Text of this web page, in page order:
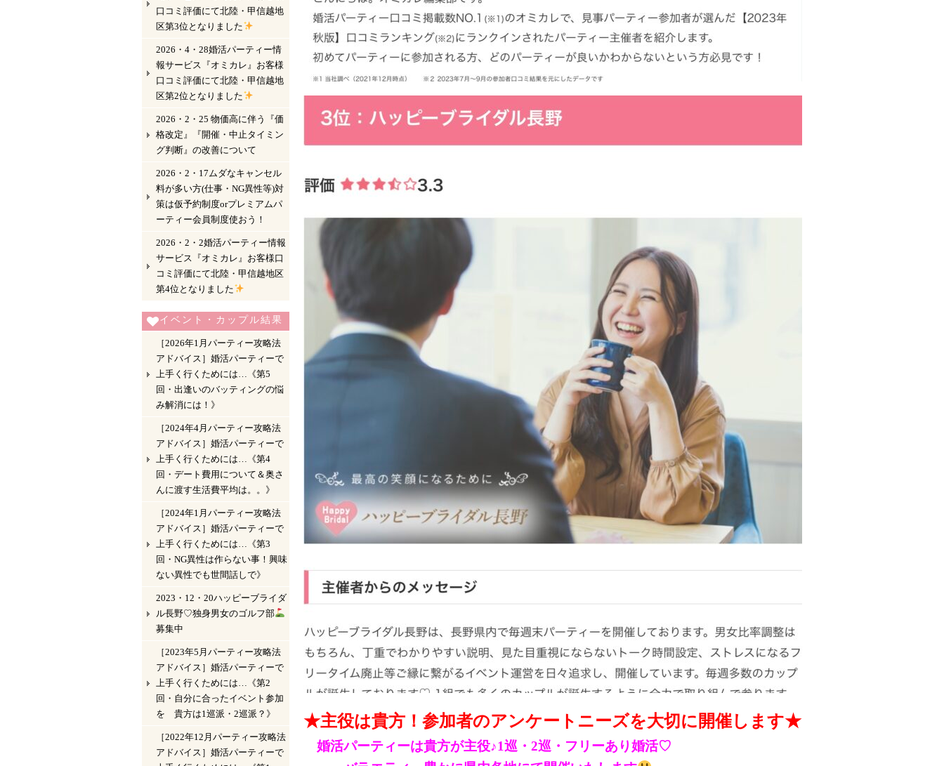
★主役は貴方！参加者のアンケートニーズを大切に開催します★
婚活パーティーは貴方が主役♪1巡・2巡・フリーあり婚活♡
口コミ評価にて北陸・甲信越地
区第3位となりました
2026・4・28婚活パーティー情
報サービス『オミカレ』お客様
口コミ評価にて北陸・甲信越地
区第2位となりました
2026・2・25 物価高に伴う『価
格改定』『開催・中止タイミン
グ判断』の改善について
2026・2・17ムダなキャンセル
料が多い方(仕事・NG異性等)対
策は仮予約制度orプレミアムパ
ーティー会員制度使おう！
2026・2・2婚活パーティー情報
サービス『オミカレ』お客様口
コミ評価にて北陸・甲信越地区
第4位となりました
イベント・カップル結果
［2026年1月パーティー攻略法
アドバイス］婚活パーティーで
上手く行くためには…《第5
回・出逢いのバッティングの悩
み解消には！》
［2024年4月パーティー攻略法
アドバイス］婚活パーティーで
上手く行くためには…《第4
回・デート費用について＆奥さ
んに渡す生活費平均は。。》
［2024年1月パーティー攻略法
アドバイス］婚活パーティーで
上手く行くためには…《第3
回・NG異性は作らない事！興味
ない異性でも世間話しで》
2023・12・20ハッピーブライダ
ル長野♡独身男女のゴルフ部
募集中
［2023年5月パーティー攻略法
アドバイス］婚活パーティーで
上手く行くためには…《第2
回・自分に合ったイベント参加
を 貴方は1巡派・2巡派？》
［2022年12月パーティー攻略法
アドバイス］婚活パーティーで